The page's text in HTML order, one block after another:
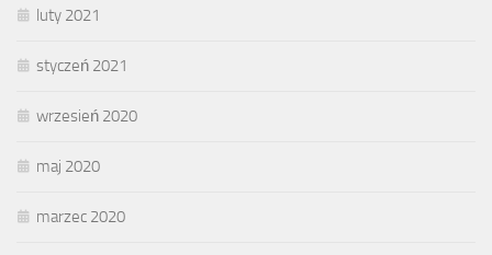
luty 2021
styczeń 2021
wrzesień 2020
maj 2020
marzec 2020